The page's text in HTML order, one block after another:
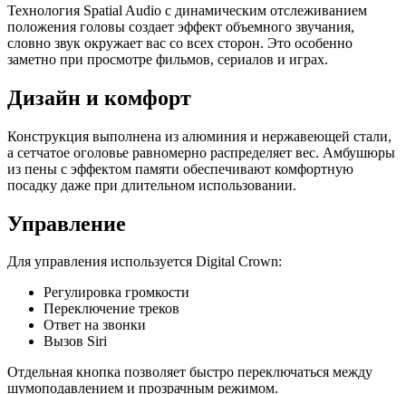
Технология Spatial Audio с динамическим отслеживанием
положения головы создает эффект объемного звучания,
словно звук окружает вас со всех сторон. Это особенно
заметно при просмотре фильмов, сериалов и играх.
Дизайн и комфорт
Конструкция выполнена из алюминия и нержавеющей стали,
а сетчатое оголовье равномерно распределяет вес. Амбушюры
из пены с эффектом памяти обеспечивают комфортную
посадку даже при длительном использовании.
Управление
Для управления используется Digital Crown:
Регулировка громкости
Переключение треков
Ответ на звонки
Вызов Siri
Отдельная кнопка позволяет быстро переключаться между
шумоподавлением и прозрачным режимом.